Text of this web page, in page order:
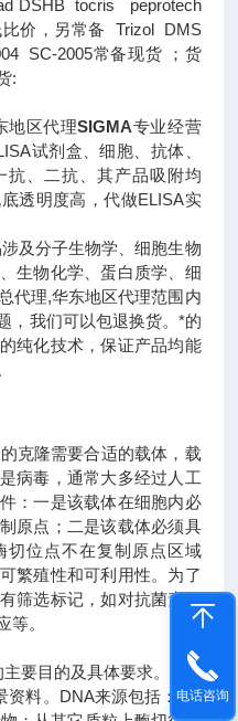
DSHB tocris peprotech
价，另常备 Trizol DMS
SC-2005常备现货 ；货
:
地区代理SIGMA专业经营
试剂盒、细胞、抗体、
抗、二抗、其产品吸附均
透明度高，代做ELISA实
及分子生物学、细胞生物
生物化学、蛋白质学、细
代理,华东地区代理范围内
，我们可以包退换货。 *的
纯化技术，保证产品均能
克隆需要合适的载体，载
病毒，通常大多经过人工
：一是该载体在细胞内必
原点；二是该载体必须具
切位点不在复制原点区域
繁殖性和可利用性。为了
筛选标记，如对抗菌素的
等。
要目的及具体要求。
资料。DNA来源包括：PC电话咨询